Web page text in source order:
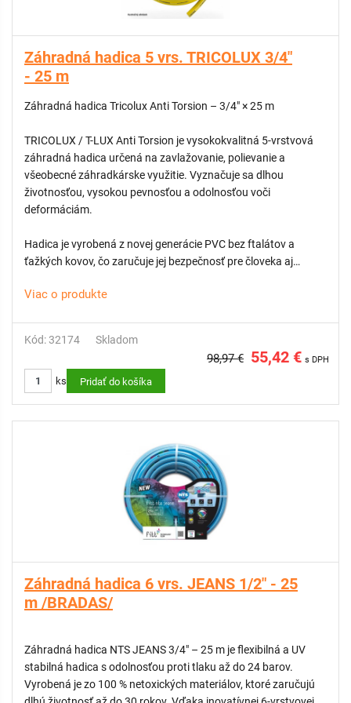
Nástenný držiak na záhradnú hadicu
Nástenný držiak na záhradnú hadicu
Záhradná hadica 5 vrs. TRICOLUX 3/4"
- 25 m
Záhradná hadica Tricolux Anti Torsion – 3/4" × 25 m
TRICOLUX / T-LUX Anti Torsion je vysokokvalitná 5-vrstvová
záhradná hadica určená na zavlažovanie, polievanie a
všeobecné záhradkárske využitie. Vyznačuje sa dlhou
životnosťou, vysokou pevnosťou a odolnosťou voči
deformáciám.
Hadica je vyrobená z novej generácie PVC bez ftalátov a
ťažkých kovov, čo zaručuje jej bezpečnosť pre človeka aj
rastu mikroorganizmov, zatiaľ čo špeciálna polyesterová
Odolná voči UV žiareniu a tvorbe rias
Vysoká odolnosť proti tlaku vody – až 24 – 27 bar
Ľahká, flexibilná a jednoducho ovládateľná
Teplotná odolnosť: od -10 °C do +60 °C
Vysoký štandard spracovania – vhodná aj pre profesionálne
Nástenný držiak na záhradnú hadicu
Nástenný držiak na záhradnú hadicu
Viac o produkte
Kód: 32174 Skladom
98,97 € 55,42 € s DPH
ks Pridať do košíka
Záhradná hadica 6 vrs. JEANS 1/2" - 25
m /BRADAS/
Záhradná hadica NTS JEANS 3/4" – 25 m je flexibilná a UV
stabilná hadica s odolnosťou proti tlaku až do 24 barov.
Vyrobená je zo 100 % netoxických materiálov, ktoré zaručujú